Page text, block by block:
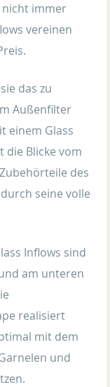
nicht immer
vereinen
das zu
Außenfilter
einem Glass
die Blicke vom
des
seine volle
Inflows sind
am unteren
realisiert
mit dem
und